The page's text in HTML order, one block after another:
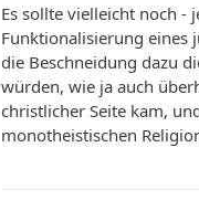
Es sollte vielleicht noch -
Funktionalisierung eines
die Beschneidung dazu
würden, wie ja auch
christlicher Seite kam,
monotheistischen